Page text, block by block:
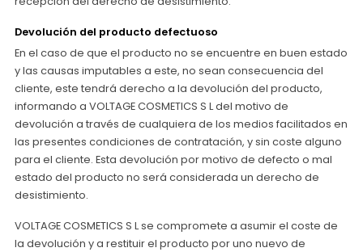
Devolución del producto defectuoso
En el caso de que el producto no se encuentre en buen estado
y las causas imputables a este, no sean consecuencia del
cliente, este tendrá derecho a la devolución del producto,
informando a VOLTAGE COSMETICS S L del motivo de
devolución a través de cualquiera de los medios facilitados en
las presentes condiciones de contratación, y sin coste alguno
para el cliente. Esta devolución por motivo de defecto o mal
estado del producto no será considerada un derecho de
desistimiento.
VOLTAGE COSMETICS S L se compromete a asumir el coste de
la devolución y a restituir el producto por uno nuevo de